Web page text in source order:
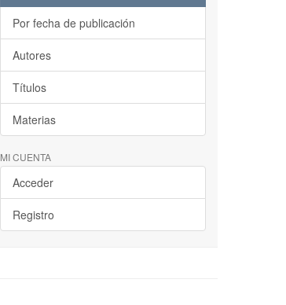
Por fecha de publicación
Autores
Títulos
Materias
MI CUENTA
Acceder
Registro